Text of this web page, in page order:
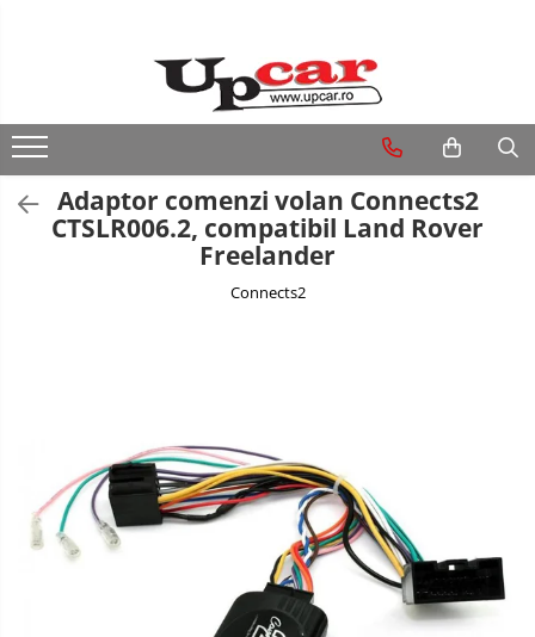
Electrice si Electronice
Electrocasnice Mici
Adaptor comenzi volan Connects2
CTSLR006.2, compatibil Land Rover
Freelander
Connects2